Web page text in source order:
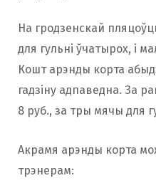
На гродзенскай
для гульні ўчатырох, і
Кошт арэнды корта
гадзіну адпаведна. За
8 руб., за тры мячы для
Акрамя арэнды корта
трэнерам: